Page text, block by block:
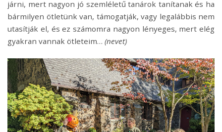
járni, mert nagyon jó szemléletű tanárok tanítanak és ha
bármilyen ötletünk van, támogatják, vagy legalábbis nem
utasítják el, és ez számomra nagyon lényeges, mert elég
gyakran vannak ötleteim… (nevet)